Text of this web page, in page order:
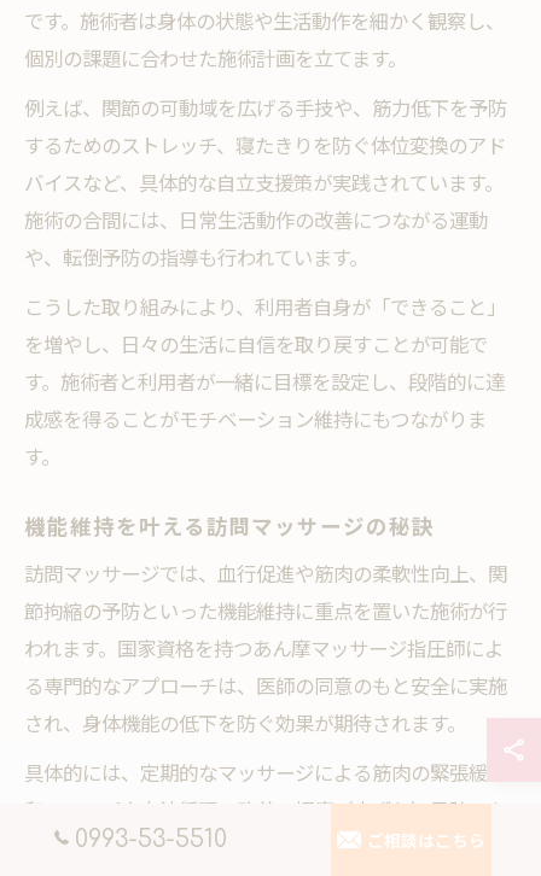
です。施術者は身体の状態や生活動作を細かく観察し、
個別の課題に合わせた施術計画を立てます。
例えば、関節の可動域を広げる手技や、筋力低下を予防
するためのストレッチ、寝たきりを防ぐ体位変換のアド
バイスなど、具体的な自立支援策が実践されています。
施術の合間には、日常生活動作の改善につながる運動
や、転倒予防の指導も行われています。
こうした取り組みにより、利用者自身が「できること」
を増やし、日々の生活に自信を取り戻すことが可能で
す。施術者と利用者が一緒に目標を設定し、段階的に達
成感を得ることがモチベーション維持にもつながりま
す。
機能維持を叶える訪問マッサージの秘訣
訪問マッサージでは、血行促進や筋肉の柔軟性向上、関
節拘縮の予防といった機能維持に重点を置いた施術が行
われます。国家資格を持つあん摩マッサージ指圧師によ
る専門的なアプローチは、医師の同意のもと安全に実施
され、身体機能の低下を防ぐ効果が期待されます。
具体的には、定期的なマッサージによる筋肉の緊張緩
めの体位変換などが挙げられます。施術の継続が重要
0993-53-5510 ご相談はこちら